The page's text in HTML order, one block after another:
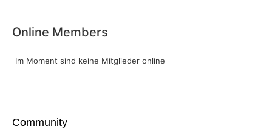
Online Members
Im Moment sind keine Mitglieder online
Community